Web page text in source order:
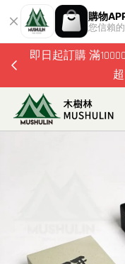
購物
您信賴
即日起訂購 滿